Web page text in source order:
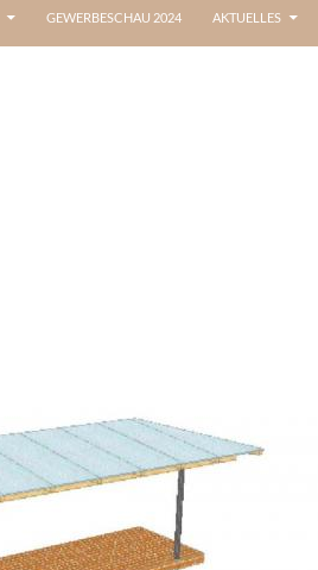
GEWERBESCHAU 2024 AKTUELLES